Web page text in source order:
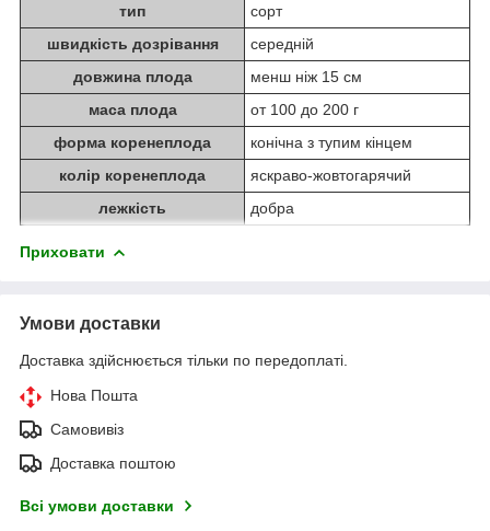
тип
сорт
швидкість дозрівання
середній
довжина плода
менш ніж 15 см
маса плода
от 100 до 200 г
форма коренеплода
конічна з тупим кінцем
колір коренеплода
яскраво-жовтогарячий
лежкість
добра
Приховати
Умови доставки
Доставка здійснюється тільки по передоплаті.
Нова Пошта
Самовивіз
Доставка поштою
Всі умови доставки